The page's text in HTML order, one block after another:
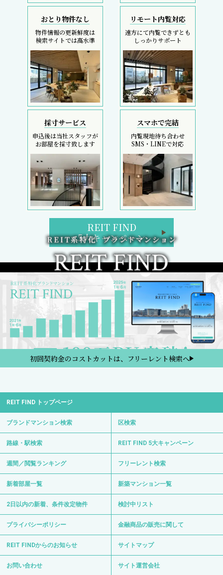
おとり物件なし
物件情報の更新鮮度は
検索サイトでは高水準
リモート内覧対応
遠方にて内覧できずとも
しっかりサポート
採寸サービス
申込後は当社スタッフが
お部屋を採寸致します
スマホで完結
内覧現地待ち合わせ
SMS・LINEで対応
REIT FIND
5大キャンペーン
初回契約金のコストカットは、フリーレント検索へ
REIT FIND トップページ
ブランドマンション検索 区検索
路線・駅検索 REIT FIND 5大キャンペーン
週間／閲覧ランキング フリーレント検索
新着部屋一覧 新築マンション一覧
2日以内の新着、条件改定物件 検討中リスト
プライバシーポリシー 金融商品の販売に関して
REIT FINDからのお知らせ サイトマップ
お問い合わせ サイト運営会社